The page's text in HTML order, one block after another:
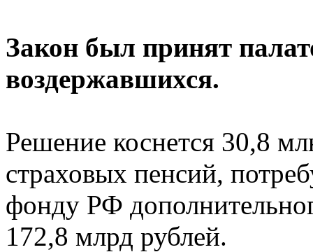
Закон был принят
воздержавшихся.
Решение коснется 30,8
страховых пенсий,
фонду РФ
172,8 млрд рублей.